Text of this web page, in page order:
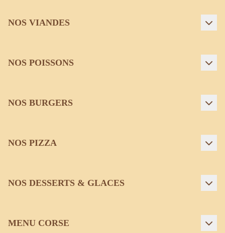
NOS VIANDES
NOS POISSONS
NOS BURGERS
NOS PIZZA
NOS DESSERTS & GLACES
MENU CORSE